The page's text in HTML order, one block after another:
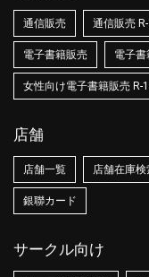
通信販売 通信販売
電子書籍販売 電子書
女性向け電子書籍販売 R-
店舗
店舗一覧 店舗在庫検
銀聯カード
サークル向け